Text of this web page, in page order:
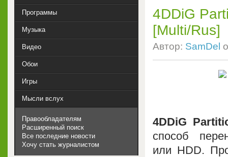
4DDiG
[Multi/Rus]
Автор: SamDel
4DDiG
способ
или HDD.
Программы
Музыка
Видео
Обои
Игры
Мысли вслух
Правообладателям
Расширенный поиск
Все последние новости
Хочу стать журналистом